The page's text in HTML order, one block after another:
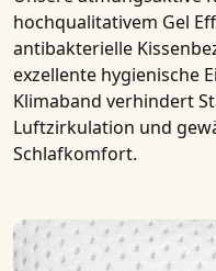
hochqualitativem Gel
antibakterielle
exzellente hygienische
Klimaband verhindert
Luftzirkulation und
Schlafkomfort.